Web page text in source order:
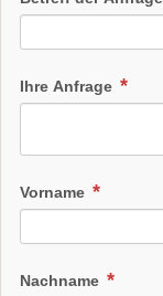
Ihre Anfrage
Vorname
Nachname